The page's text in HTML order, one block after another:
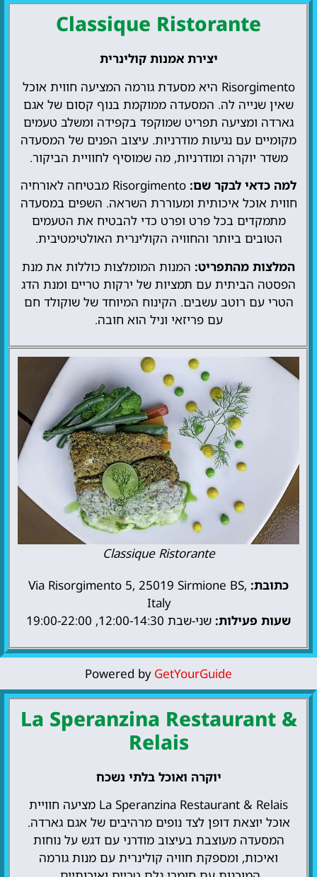
Classique Ristorante
יצירת אמנות קולינרית
Risorgimento היא מסעדת גורמה המציעה חווית אוכל
שאין שנייה לה. המסעדה ממוקמת בנוף קסום של אגם
גארדה ומציעה תפריט שמוקפד בקפידה ומשלב טעמים
מקומיים עם נגיעות מודרניות. עיצוב הפנים של המסעדה
משדר יוקרה ומודרניות, מה שמוסיף לחוויית הביקור.
למה כדאי לבקר שם:
Risorgimento מבטיחה לאורחיה
חווית אוכל איכותית ומעוררת השראה. השפים במסעדה
מתמקדים בכל פרט ופרט כדי להבטיח את הטעמים
הטובים ביותר והחוויה הקולינרית האולטימטיבית.
המלצות מהתפריט: המנות המומלצות כוללות את מנת
הפסטה הביתית עם תמציות של ירקות טריים ומנת הדג
הטרי עם רוטב עשבים. הקינוח המיוחד של שוקולד חם
עם פריזאי וניל הוא חובה.
Classique Ristorante
כתובת: Via Risorgimento 5, 25019 Sirmione BS,
Italy
שעות פעילות: שני-שבת 12:00-14:30, 19:00-22:00
Powered by GetYourGuide
La Speranzina Restaurant &
Relais
יוקרה ואוכל בלתי נשכח
La Speranzina Restaurant & Relais מציעה חוויית
אוכל יוצאת דופן לצד נופים מרהיבים של אגם גארדה.
המסעדה מעוצבת בעיצוב מודרני עם דגש על נוחות
ואיכות, ומספקת חוויה קולינרית עם מנות גורמה